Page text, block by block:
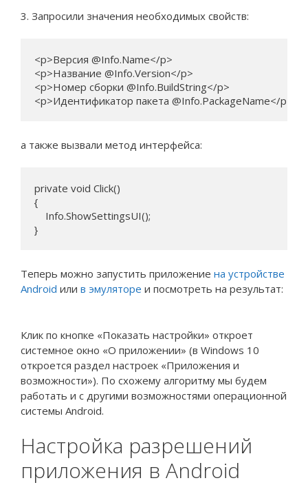
3. Запросили значения необходимых свойств:
<p>Версия @Info.Name</p>
<p>Название @Info.Version</p>
<p>Номер сборки @Info.BuildString</p>
<p>Идентификатор пакета @Info.PackageName</p>
а также вызвали метод интерфейса:
private void Click()
{
    Info.ShowSettingsUI();
}
Теперь можно запустить приложение на устройстве
Android или в эмуляторе и посмотреть на результат:
Клик по кнопке «Показать настройки» откроет
системное окно «О приложении» (в Windows 10
откроется раздел настроек «Приложения и
возможности»). По схожему алгоритму мы будем
работать и с другими возможностями операционной
системы Android.
Настройка разрешений
приложения в Android